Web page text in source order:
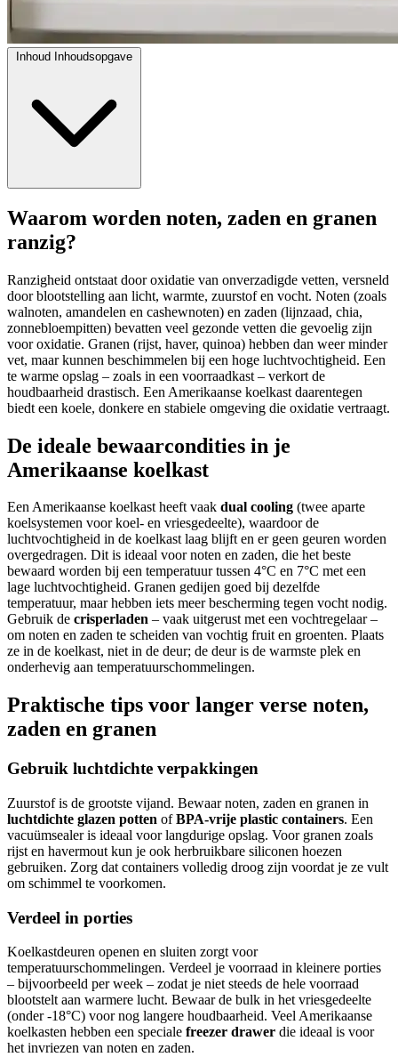
Inhoud Inhoudsopgave
Waarom worden noten, zaden en granen
ranzig?
Ranzigheid ontstaat door oxidatie van onverzadigde vetten, versneld
door blootstelling aan licht, warmte, zuurstof en vocht. Noten (zoals
walnoten, amandelen en cashewnoten) en zaden (lijnzaad, chia,
zonnebloempitten) bevatten veel gezonde vetten die gevoelig zijn
voor oxidatie. Granen (rijst, haver, quinoa) hebben dan weer minder
vet, maar kunnen beschimmelen bij een hoge luchtvochtigheid. Een
te warme opslag – zoals in een voorraadkast – verkort de
houdbaarheid drastisch. Een Amerikaanse koelkast daarentegen
biedt een koele, donkere en stabiele omgeving die oxidatie vertraagt.
De ideale bewaarcondities in je
Amerikaanse koelkast
Een Amerikaanse koelkast heeft vaak dual cooling (twee aparte
koelsystemen voor koel- en vriesgedeelte), waardoor de
luchtvochtigheid in de koelkast laag blijft en er geen geuren worden
overgedragen. Dit is ideaal voor noten en zaden, die het beste
bewaard worden bij een temperatuur tussen 4°C en 7°C met een
lage luchtvochtigheid. Granen gedijen goed bij dezelfde
temperatuur, maar hebben iets meer bescherming tegen vocht nodig.
Gebruik de crisperladen – vaak uitgerust met een vochtregelaar –
om noten en zaden te scheiden van vochtig fruit en groenten. Plaats
ze in de koelkast, niet in de deur; de deur is de warmste plek en
onderhevig aan temperatuurschommelingen.
Praktische tips voor langer verse noten,
zaden en granen
Gebruik luchtdichte verpakkingen
Zuurstof is de grootste vijand. Bewaar noten, zaden en granen in
luchtdichte glazen potten ofBPA-vrije plastic containers. Een
vacuümsealer is ideaal voor langdurige opslag. Voor granen zoals
rijst en havermout kun je ook herbruikbare siliconen hoezen
gebruiken. Zorg dat containers volledig droog zijn voordat je ze vult
om schimmel te voorkomen.
Verdeel in porties
Koelkastdeuren openen en sluiten zorgt voor
temperatuurschommelingen. Verdeel je voorraad in kleinere porties
– bijvoorbeeld per week – zodat je niet steeds de hele voorraad
blootstelt aan warmere lucht. Bewaar de bulk in het vriesgedeelte
(onder -18°C) voor nog langere houdbaarheid. Veel Amerikaanse
koelkasten hebben een speciale freezer drawer die ideaal is voor
het invriezen van noten en zaden.